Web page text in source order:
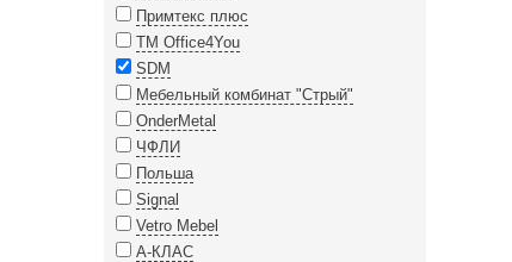
Примтекс плюс
ТМ Office4You
SDM
Мебельный комбинат "Стрый"
OnderMetal
ЧФЛИ
Польша
Signal
Vetro Mebel
А-КЛАС